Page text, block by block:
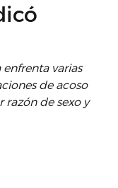
varias
de acoso
razón de sexo y